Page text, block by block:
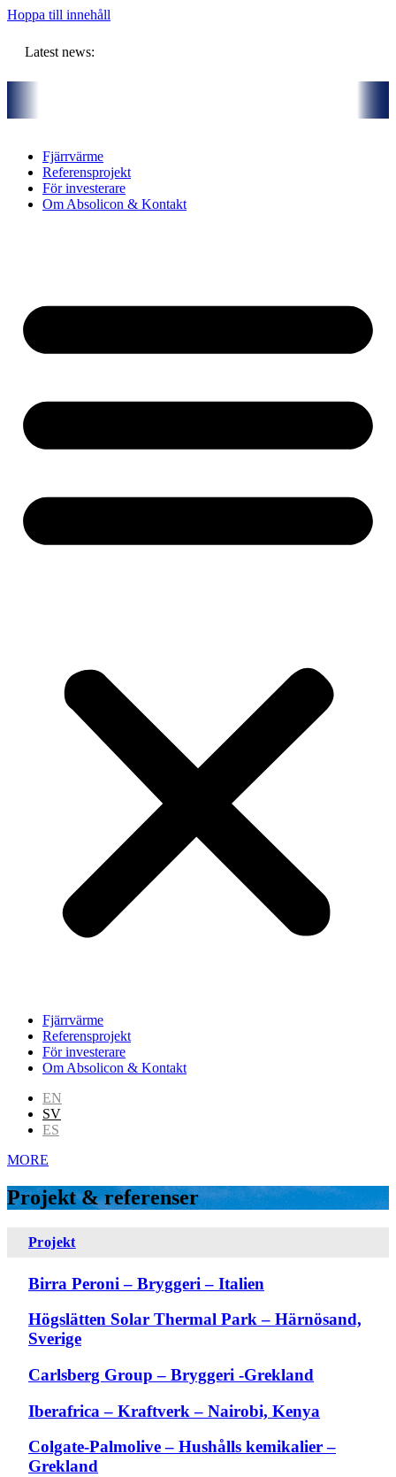
Hoppa till innehåll
Latest news:
Fjärrvärme
Referensprojekt
För investerare
Om Absolicon & Kontakt
Fjärrvärme
Referensprojekt
För investerare
Om Absolicon & Kontakt
EN
SV
ES
MORE
Projekt & referenser
Projekt
Birra Peroni – Bryggeri – Italien
Högslätten Solar Thermal Park – Härnösand,
Sverige
Carlsberg Group – Bryggeri -Grekland
Iberafrica – Kraftverk – Nairobi, Kenya
Colgate-Palmolive – Hushålls kemikalier –
Grekland